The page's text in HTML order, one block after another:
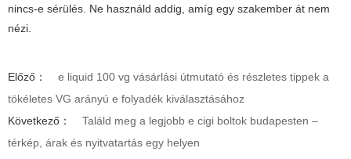
nincs-e sérülés. Ne használd addig, amíg egy szakember át nem
nézi.
Előző：
e liquid 100 vg vásárlási útmutató és részletes tippek a
tökéletes VG arányú e folyadék kiválasztásához
Következő：
Találd meg a legjobb e cigi boltok budapesten –
térkép, árak és nyitvatartás egy helyen